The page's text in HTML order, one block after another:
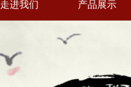
走进我们 产品展示